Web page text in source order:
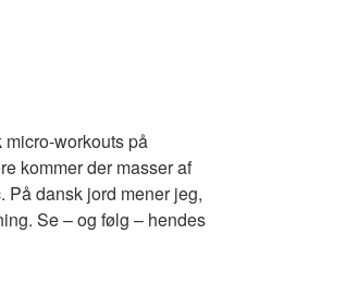
workouts på
kommer der masser af
dansk jord mener jeg,
Se – og følg – hendes